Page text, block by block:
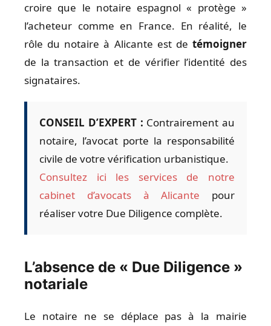
croire que le notaire espagnol « protège »
l’acheteur comme en France. En réalité, le
rôle du notaire à Alicante est de témoigner
de la transaction et de vérifier l’identité des
signataires.
CONSEIL D’EXPERT : Contrairement au
notaire, l’avocat porte la responsabilité
civile de votre vérification urbanistique.
Consultez ici les services de notre
cabinet d’avocats à Alicante pour
réaliser votre Due Diligence complète.
L’absence de « Due Diligence »
notariale
Le notaire ne se déplace pas à la mairie